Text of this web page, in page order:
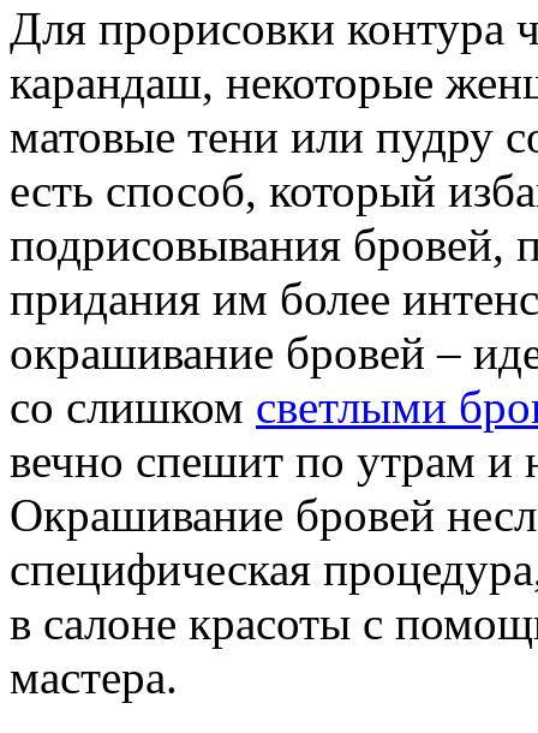
Для прорисовки контура
карандаш, некоторые
матовые тени или пудру
есть способ, который
подрисовывания бровей,
придания им более
окрашивание бровей –
со слишком светлыми
вечно спешит по утрам и
Окрашивание бровей
специфическая
в салоне красоты с
мастера.